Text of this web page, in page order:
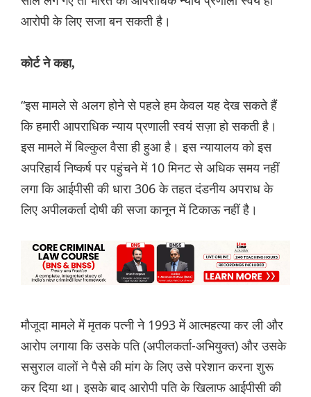
आरोपी के लिए सजा बन सकती है।
कोर्ट ने कहा,
“इस मामले से अलग होने से पहले हम केवल यह देख सकते हैं
कि हमारी आपराधिक न्याय प्रणाली स्वयं सज़ा हो सकती है।
इस मामले में बिल्कुल वैसा ही हुआ है। इस न्यायालय को इस
अपरिहार्य निष्कर्ष पर पहुंचने में 10 मिनट से अधिक समय नहीं
लगा कि आईपीसी की धारा 306 के तहत दंडनीय अपराध के
लिए अपीलकर्ता दोषी की सजा कानून में टिकाऊ नहीं है।
मौजूदा मामले में मृतक पत्नी ने 1993 में आत्महत्या कर ली और
आरोप लगाया कि उसके पति (अपीलकर्ता-अभियुक्त) और उसके
ससुराल वालों ने पैसे की मांग के लिए उसे परेशान करना शुरू
कर दिया था। इसके बाद आरोपी पति के खिलाफ आईपीसी की